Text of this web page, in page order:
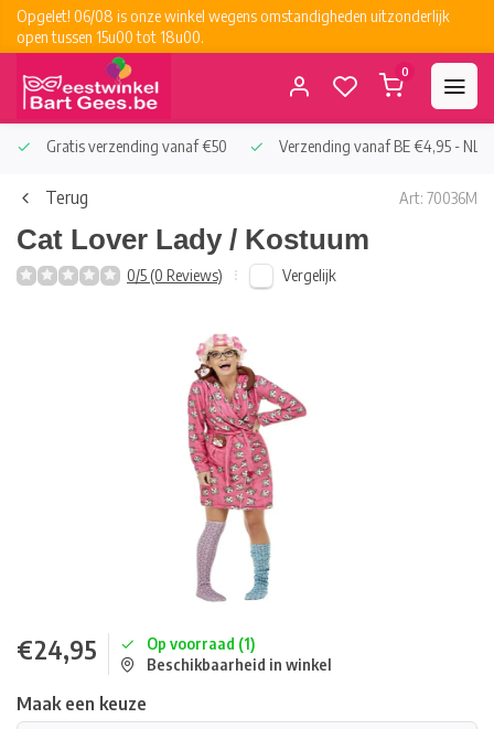
Opgelet! 06/08 is onze winkel wegens omstandigheden uitzonderlijk
open tussen 15u00 tot 18u00.
0
Gratis verzending vanaf €50 Verzending vanaf BE €4,95 - NL
Terug Art: 70036M
Cat Lover Lady / Kostuum
0/5 (0 Reviews) Vergelijk
€24,95
Op voorraad (1)
Beschikbaarheid in winkel
Maak een keuze